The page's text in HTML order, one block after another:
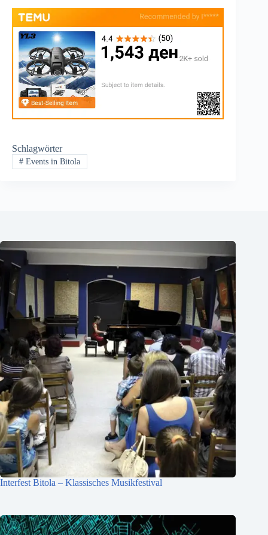
Schlagwörter
#Events in Bitola
Interfest Bitola – Klassisches Musikfestival